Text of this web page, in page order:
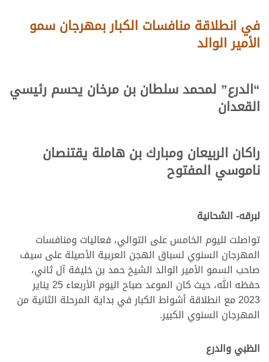
في انطلاقة منافسات الكبار بمهرجان سمو
الأمير الوالد
“الدرع” لمحمد سلطان بن مرخان يحسم رئيسي
القعدان
راكان الربيعان ومبارك بن هاملة يقتنصان
ناموسي المفتوح
لبرقه- الشحانية
تواصلت لليوم الخامس على التوالي، فعاليات ومنافسات
المهرجان السنوي لسباق الهجن العربية الأصيلة على سيف
صاحب السمو الأمير الوالد الشيخ حمد بن خليفة آل ثاني،
حفظه الله، حيث كان الموعد صباح اليوم الأربعاء 25 يناير
2023 مع انطلاقة أشواط الكبار في بداية المرحلة الثانية من
المهرجان السنوي الكبير.
الظبي والدرع